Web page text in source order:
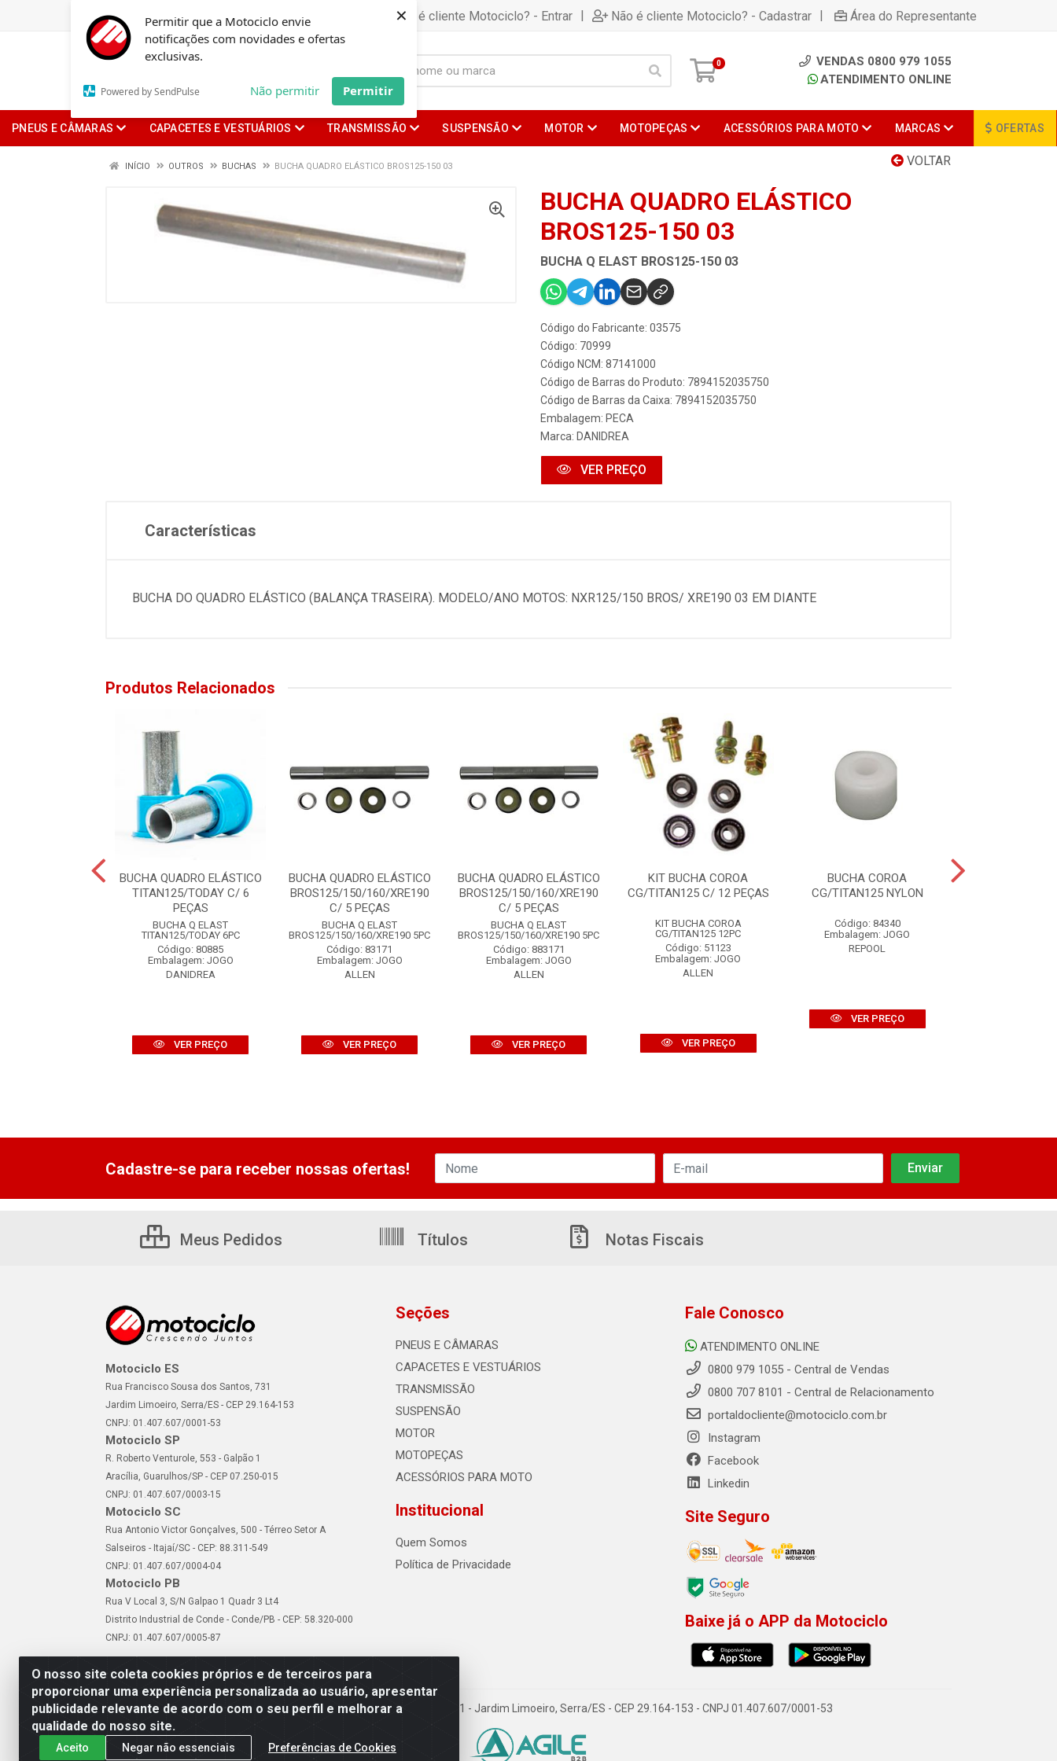
Permitir que a Motociclo envie
notificações com novidades e ofertas
exclusivas.
Powered by SendPulse Não permitir Permitir
×Já é cliente Motociclo? - Entrar | Não é cliente Motociclo? - Cadastrar | Área do Representante
0
VENDAS 0800 979 1055
ATENDIMENTO ONLINE
PNEUS E CÂMARAS CAPACETES E VESTUÁRIOS TRANSMISSÃO SUSPENSÃO MOTOR MOTOPEÇAS ACESSÓRIOS PARA MOTO MARCAS OFERTAS
VOLTAR
INÍCIO OUTROS BUCHAS BUCHA QUADRO ELÁSTICO BROS125-150 03
BUCHA QUADRO ELÁSTICO
BROS125-150 03
BUCHA Q ELAST BROS125-150 03
Código do Fabricante: 03575
Código: 70999
Código NCM: 87141000
Código de Barras do Produto: 7894152035750
Código de Barras da Caixa: 7894152035750
Embalagem: PECA
Marca: DANIDREA
VER PREÇO
Características
BUCHA DO QUADRO ELÁSTICO (BALANÇA TRASEIRA). MODELO/ANO MOTOS: NXR125/150 BROS/ XRE190 03 EM DIANTE
Produtos Relacionados
BUCHA QUADRO ELÁSTICO
TITAN125/TODAY C/ 6
PEÇAS
BUCHA Q ELAST
TITAN125/TODAY 6PC
Código: 80885
Embalagem: JOGO
DANIDREA
VER PREÇO
BUCHA QUADRO ELÁSTICO
BROS125/150/160/XRE190
C/ 5 PEÇAS
BUCHA Q ELAST
BROS125/150/160/XRE190 5PC
Código: 83171
Embalagem: JOGO
ALLEN
VER PREÇO
BUCHA QUADRO ELÁSTICO
BROS125/150/160/XRE190
C/ 5 PEÇAS
BUCHA Q ELAST
BROS125/150/160/XRE190 5PC
Código: 883171
Embalagem: JOGO
ALLEN
VER PREÇO
KIT BUCHA COROA
CG/TITAN125 C/ 12 PEÇAS
KIT BUCHA COROA
CG/TITAN125 12PC
Código: 51123
Embalagem: JOGO
ALLEN
VER PREÇO
BUCHA COROA
CG/TITAN125 NYLON
Código: 84340
Embalagem: JOGO
REPOOL
VER PREÇO
O nosso site coleta cookies próprios e de terceiros para
proporcionar uma experiência personalizada ao usuário, apresentar
publicidade relevante de acordo com o seu perfil e melhorar a
qualidade do nosso site.
Aceito Negar não essenciais Preferências de Cookies
Cadastre-se para receber nossas ofertas!
Meus Pedidos Títulos Notas Fiscais
Motociclo ES
Rua Francisco Sousa dos Santos, 731
Jardim Limoeiro, Serra/ES - CEP 29.164-153
CNPJ: 01.407.607/0001-53
Motociclo SP
R. Roberto Venturole, 553 - Galpão 1
Aracília, Guarulhos/SP - CEP 07.250-015
CNPJ: 01.407.607/0003-15
Motociclo SC
Rua Antonio Victor Gonçalves, 500 - Térreo Setor A
Salseiros - Itajaí/SC - CEP: 88.311-549
CNPJ: 01.407.607/0004-04
Motociclo PB
Rua V Local 3, S/N Galpao 1 Quadr 3 Lt4
Distrito Industrial de Conde - Conde/PB - CEP: 58.320-000
CNPJ: 01.407.607/0005-87
Seções
PNEUS E CÂMARAS
CAPACETES E VESTUÁRIOS
TRANSMISSÃO
SUSPENSÃO
MOTOR
MOTOPEÇAS
ACESSÓRIOS PARA MOTO
Institucional
Quem Somos
Política de Privacidade
Fale Conosco
ATENDIMENTO ONLINE
0800 979 1055 - Central de Vendas
0800 707 8101 - Central de Relacionamento
portaldocliente@motociclo.com.br
Instagram
Facebook
Linkedin
Site Seguro
Baixe já o APP da Motociclo
Motociclo - Rua Francisco Sousa dos Santos, 731 - Jardim Limoeiro, Serra/ES - CEP 29.164-153 - CNPJ 01.407.607/0001-53